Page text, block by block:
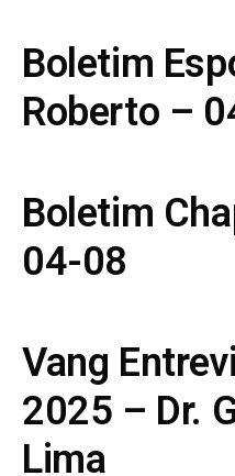
Boletim
Roberto –
Boletim
04-08
Vang
2025 – Dr.
Lima